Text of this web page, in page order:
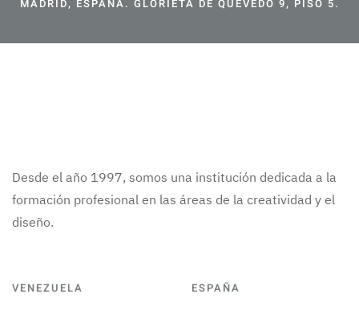
MADRID, ESPAÑA. GLORIETA DE QUEVEDO 9, PISO 5.
Desde el año 1997, somos una institución dedicada a la
formación profesional en las áreas de la creatividad y el
diseño.
VENEZUELA ESPAÑA